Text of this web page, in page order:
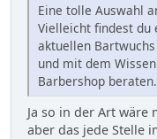
Eine tolle Auswahl
Vielleicht findest du
aktuellen
und mit dem
Barbershop beraten.
Ja so in der Art wäre
aber das jede Stelle